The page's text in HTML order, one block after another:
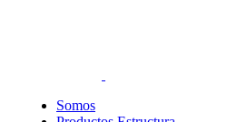
Somos